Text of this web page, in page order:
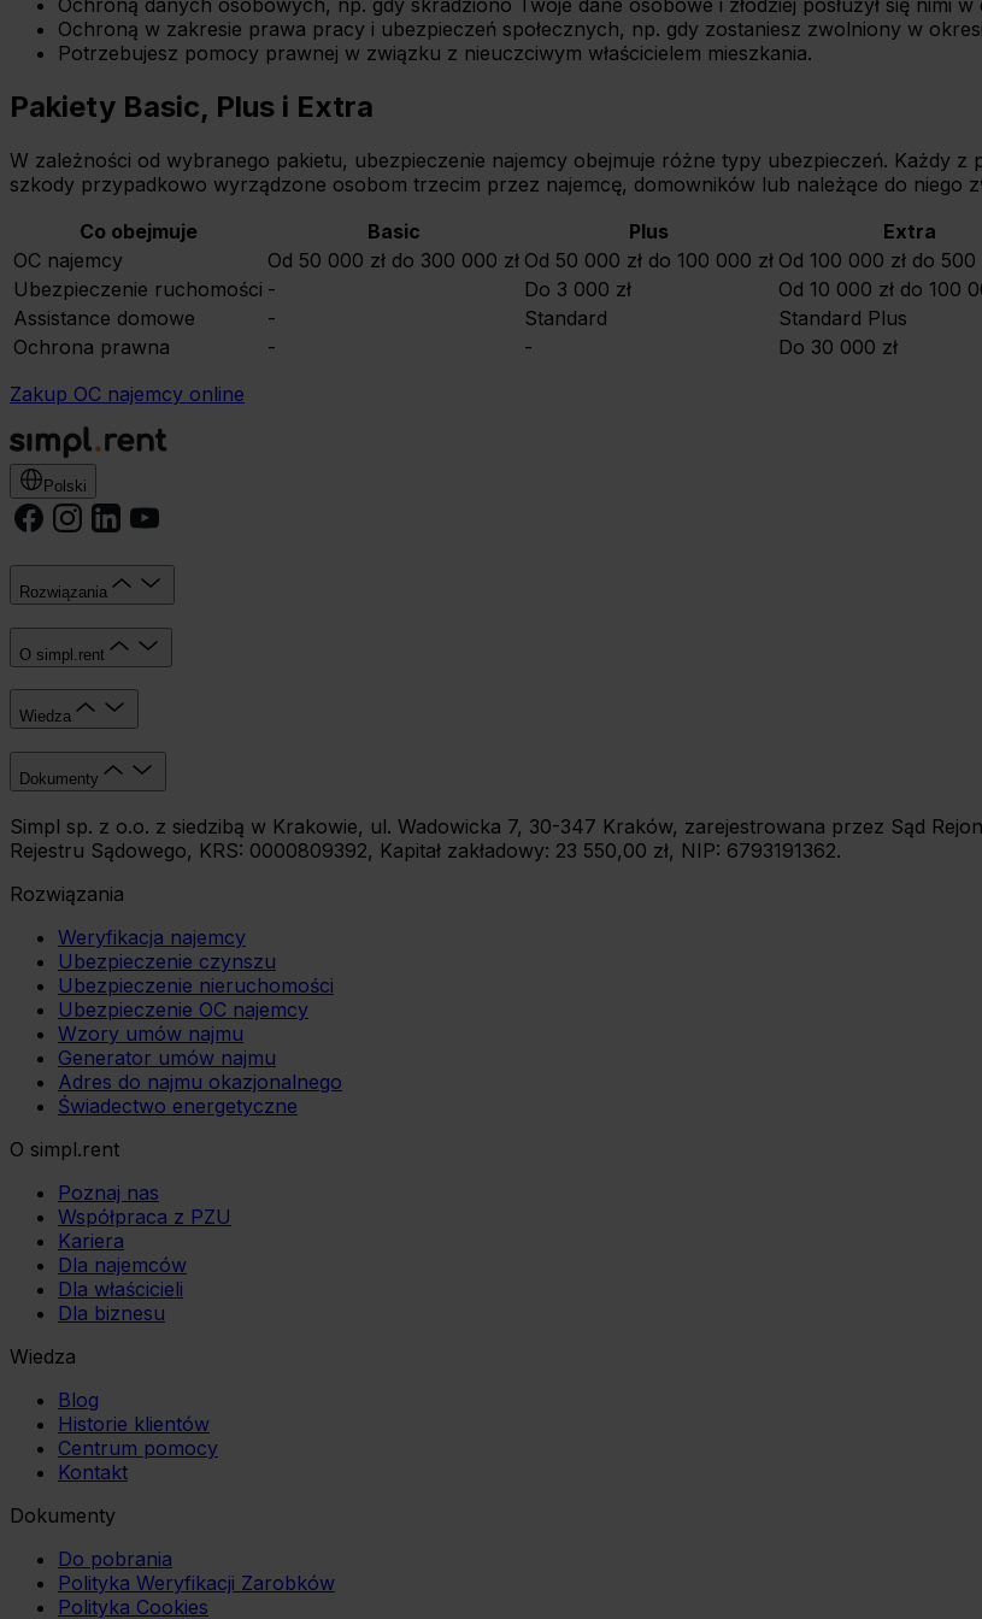
Ochroną danych osobowych, np. gdy skradziono Twoje dane osobowe i złodziej posłużył się nimi w
Ochroną w zakresie prawa pracy i ubezpieczeń społecznych, np. gdy zostaniesz zwolniony w
Potrzebujesz pomocy prawnej w związku z nieuczciwym właścicielem mieszkania.
Pakiety Basic, Plus i Extra
W zależności od wybranego pakietu, ubezpieczenie najemcy obejmuje różne typy ubezpieczeń. Każdy
szkody przypadkowo wyrządzone osobom trzecim przez najemcę, domowników lub należące do niego
Co obejmuje
Basic Plus
Extra
OC najemcy
Od 50 000 zł do 300 000 zł Od 50 000 zł do 100 000 zł Od 100 000 zł do 500
Ubezpieczenie ruchomości - Do 3 000 zł
Od 10 000 zł do 100
Assistance domowe
- Standard
Standard Plus
Ochrona prawna
- -
Do 30 000 zł
Zakup OC najemcy online
Polski
Rozwiązania
O simpl.rent
Wiedza
Dokumenty
Simpl sp. z o.o. z siedzibą w Krakowie, ul. Wadowicka 7, 30-347 Kraków, zarejestrowana przez Sąd
Rejestru Sądowego, KRS: 0000809392, Kapitał zakładowy: 23 550,00 zł, NIP: 6793191362.
Rozwiązania
Weryfikacja najemcy
Ubezpieczenie czynszu
Ubezpieczenie nieruchomości
Ubezpieczenie OC najemcy
Wzory umów najmu
Generator umów najmu
Adres do najmu okazjonalnego
Świadectwo energetyczne
O simpl.rent
Poznaj nas
Współpraca z PZU
Kariera
Dla najemców
Dla właścicieli
Dla biznesu
Wiedza
Blog
Historie klientów
Centrum pomocy
Kontakt
Dokumenty
Do pobrania
Polityka Weryfikacji Zarobków
Polityka Cookies